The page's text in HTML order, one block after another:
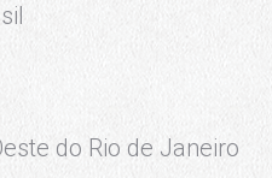
do Rio de Janeiro